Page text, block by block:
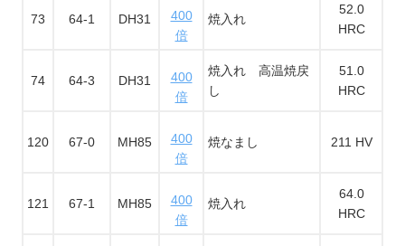
73 64-1 DH31
400
倍
焼入れ
52.0
HRC
74 64-3 DH31
400
倍
焼入れ 高温焼戻
し
51.0
HRC
120 67-0 MH85
400
倍
焼なまし 211 HV
121 67-1 MH85
400
倍
焼入れ
64.0
HRC